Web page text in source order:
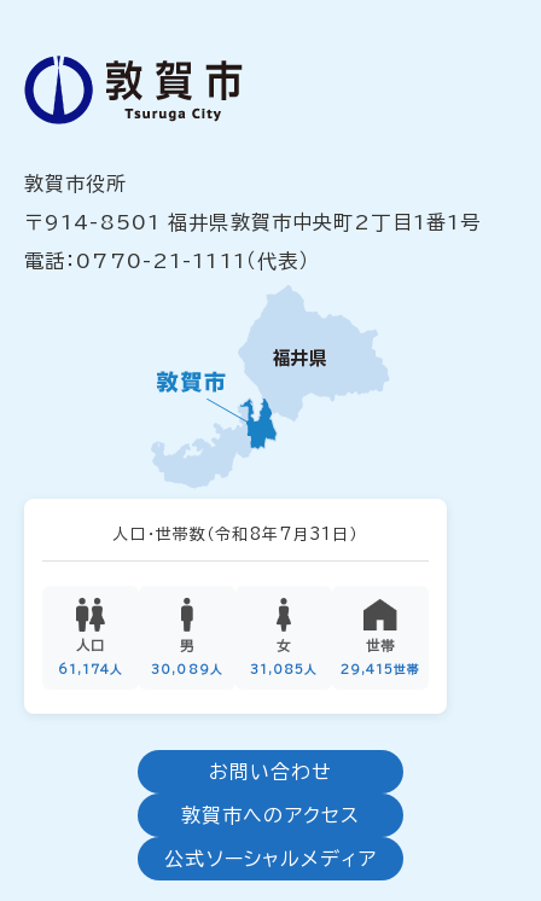
敦賀市役所
〒914-8501 福井県敦賀市中央町2丁目1番1号
電話：0770-21-1111（代表）
人口・世帯数 （令和8年7月31日）
人口
61,174人
男
30,089人
女
31,085人
世帯
29,415世帯
お問い合わせ
敦賀市へのアクセス
公式ソーシャルメディア